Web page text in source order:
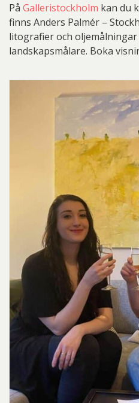
På Galleristockholm kan du
finns Anders Palmér –
litografier och oljemålningar
landskapsmålare. Boka